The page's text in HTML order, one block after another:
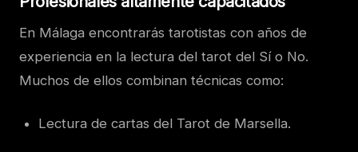
En Málaga encontrarás tarotistas con años de
experiencia en la lectura del tarot del Sí o No.
Muchos de ellos combinan técnicas como:
Lectura de cartas del Tarot de Marsella.